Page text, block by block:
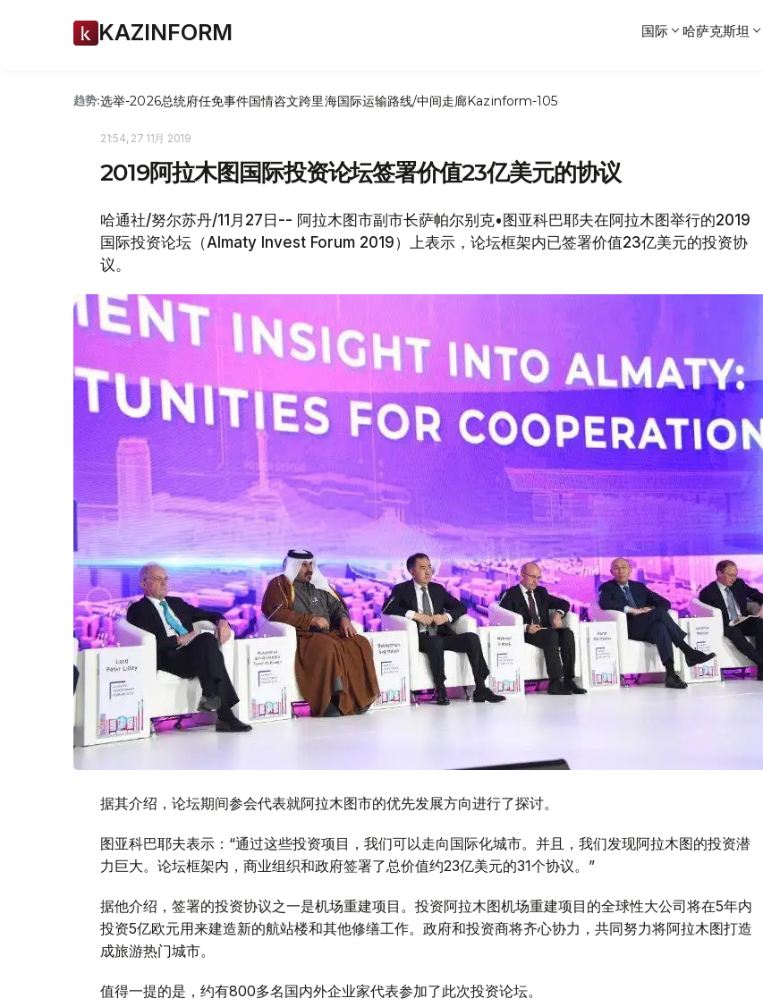
KAZINFORM 国际 哈萨克斯坦
趋势:选举-2026总统府任免事件国情咨文跨里海国际运输路线/中间走廊Kazinform-105
21:54, 27 11月 2019
2019阿拉木图国际投资论坛签署价值23亿美元的协议
哈通社/努尔苏丹/11月27日-- 阿拉木图市副市长萨帕尔别克•图亚科巴耶夫在阿拉木图举行的2019
国际投资论坛（Almaty Invest Forum 2019）上表示，论坛框架内已签署价值23亿美元的投资协
议。
据其介绍，论坛期间参会代表就阿拉木图市的优先发展方向进行了探讨。
图亚科巴耶夫表示：“通过这些投资项目，我们可以走向国际化城市。并且，我们发现阿拉木图的投资潜
力巨大。论坛框架内，商业组织和政府签署了总价值约23亿美元的31个协议。”
据他介绍，签署的投资协议之一是机场重建项目。投资阿拉木图机场重建项目的全球性大公司将在5年内
投资5亿欧元用来建造新的航站楼和其他修缮工作。政府和投资商将齐心协力，共同努力将阿拉木图打造
成旅游热门城市。
值得一提的是，约有800多名国内外企业家代表参加了此次投资论坛。